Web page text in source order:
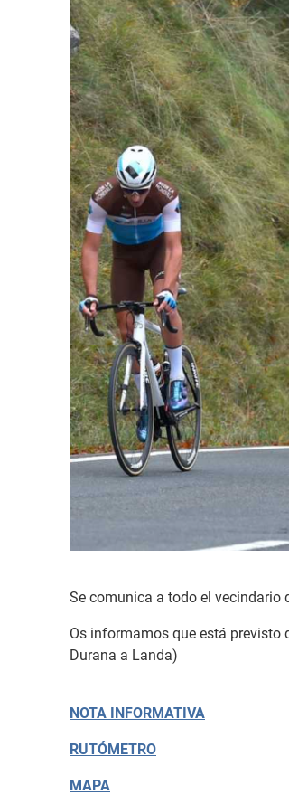
Se comunica a todo el vecindario
Os informamos que está previsto
Durana a Landa)
NOTA INFORMATIVA
RUTÓMETRO
MAPA